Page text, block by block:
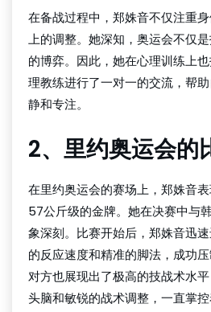
在备战过程中，郑姝音不仅注重
上的调整。她深知，奥运会不仅
的博弈。因此，她在心理训练上
理教练进行了一对一的交流，帮
静和专注。
2、里约奥运会的
在里约奥运会的赛场上，郑姝音
57公斤级的金牌。她在决赛中与
象深刻。比赛开始后，郑姝音迅
的反应速度和精准的脚法，成功
对方也展现出了极高的技战术水
头脑和敏锐的战术调整，一直掌控